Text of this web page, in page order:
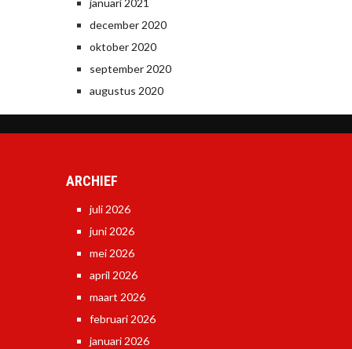
januari 2021
december 2020
oktober 2020
september 2020
augustus 2020
ARCHIEF
juli 2026
juni 2026
mei 2026
april 2026
maart 2026
februari 2026
januari 2026